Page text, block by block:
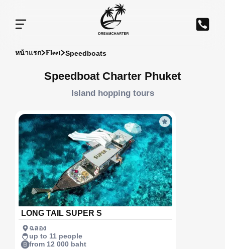
หน้าแรก Fleet Speedboats
Speedboat Charter Phuket
Island hopping tours
LONG TAIL SUPER S
ฉลอง
up to 11 people
from 12 000 baht